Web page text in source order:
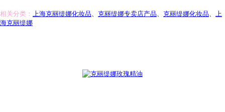
相关分类： 上海克丽缇娜化妆品、 克丽缇娜专卖店产品、 克丽缇娜化妆品、 上
海克丽缇娜